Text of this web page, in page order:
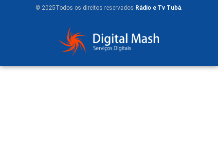
© 2025Todos os direitos reservados Rádio e Tv Tubá.